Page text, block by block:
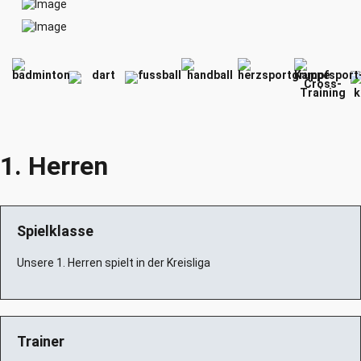
1. Herren
Spielklasse
Unsere 1. Herren spielt in der Kreisliga
Trainer